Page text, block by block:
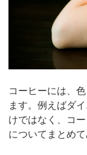
コーヒーには、
ます。例えばダ
けではなく、コ
についてまとめて